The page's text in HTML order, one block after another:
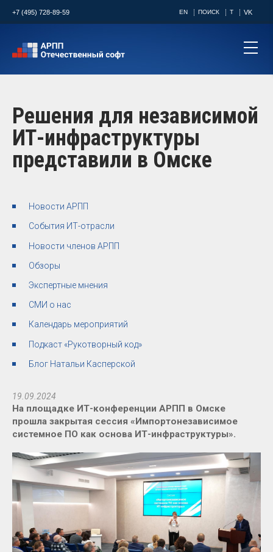
+7 (495) 728-89-59 EN ПОИСК T VK
Решения для независимой
ИТ-инфраструктуры
представили в Омске
Новости АРПП
События ИТ-отрасли
Новости членов АРПП
Обзоры
Экспертные мнения
СМИ о нас
Календарь мероприятий
Подкаст «Рукотворный код»
Блог Натальи Касперской
19.09.2024
На площадке ИТ-конференции АРПП в Омске
прошла закрытая сессия «Импортонезависимое
системное ПО как основа ИТ-инфраструктуры».